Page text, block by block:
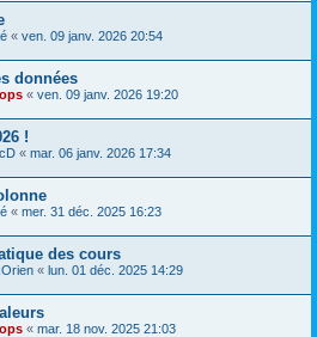
« ven. 09 janv. 2026 20:54
données
« ven. 09 janv. 2026 19:20
!
« mar. 06 janv. 2026 17:34
« mer. 31 déc. 2025 16:23
des cours
« lun. 01 déc. 2025 14:29
« mar. 18 nov. 2025 21:03